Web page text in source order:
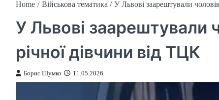
Home Військова тематика У Львові заарештували
У Львові заарештували
річної дівчини від ТЦК
Борис Шумко 11.05.2026